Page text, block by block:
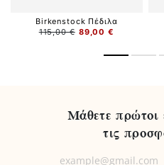
Birkenstock Πέδιλα
89,00 €
115,00 €
Μάθετε πρώτοι
τις
Μάθετε